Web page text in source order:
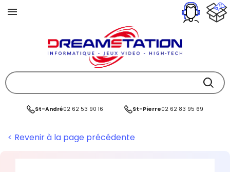
St-André02 62 53 90 16 St-Pierre02 62 83 95 69
< Revenir à la page précédente